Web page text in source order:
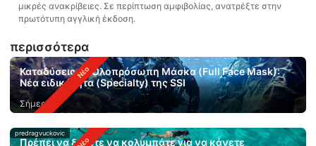
μικρές ανακρίβειες. Σε περίπτωση αμφιβολίας, ανατρέξτε στην
πρωτότυπη αγγλική έκδοση.
περισσότερα
Καταδύσεις με Ολοπρόσωπη Μάσκα (Full Face Mask):
Νέα ειδικότητα (Specialty) της SSI
Σήμερα
predragvuckovic
Πρέπει να ξέρετε να κολυμπάτε για να κάνετε